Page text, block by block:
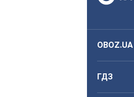
OBOZ.UA
ГДЗ